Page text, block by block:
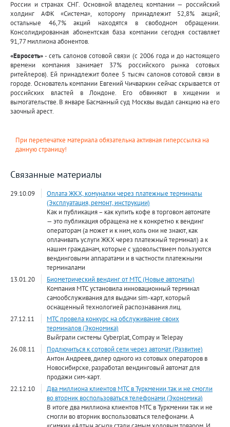
России и странах СНГ. Основной владелец компании — российский
холдинг АФК «Система», которому принадлежит 52,8% акций;
остальные 46,7% акций находятся в свободном обращении.
Консолидированная абонентская база компании сегодня составляет
91,77 миллиона абонентов.
«Евросеть»- сеть салонов сотовой связи (с 2006 года и до настоящего
времени компания занимает 37% российского рынка сотовых
ритейлеров). Ей принадлежит более 5 тысяч салонов сотовой связи в
городе. Основатель компании Евгений Чичваркин сейчас скрывается от
российских властей в Лондоне. Его обвиняют в хищении и
вымогательстве. В январе Басманный суд Москвы выдал санкцию на его
заочный арест.
При перепечатке материала обязательна активная гиперссылка на
данную страницу!
Связанные материалы
29.10.09
Оплата ЖКХ, комуналки через платежные терминалы
(Эксплуатация, ремонт, инструкции)
Как и публикация – как купить кофе в торговом автомате
— это публикация обращена не к конкретно к вендинг
операторам (а может и к ним, коль они не знают, как
оплачивать услуги ЖКХ через платежный терминал) а к
нашим гражданам, которые с удовольствием пользуются
вендинговыми аппаратами и в частности платежными
терминалами
13.01.20
Биометрический вендинг от МТС (Новые автоматы)
Компания МТС установила инновационный терминал
самообслуживания для выдачи sim-карт, который
оснащенный технологией распознавания лиц.
27.12.11
МТС провела конкурс на обслуживание своих
терминалов (Экономика)
Выйграли системы Cyberplat, Compay и Telepay
26.08.11
Подлючиться к сотовой сети через автомат (Развитие)
Антон Андреев, дилер одного из сотовых операторов в
Новосибирске, разработал вендинговый автомат для
продажи сим-карт.
22.12.10
Два миллиона клиентов МТС в Туркмении так и не смогли
во вторник воспользоваться телефонами (Экономика)
В итоге два миллиона клиентов МТС в Туркмении так и не
смогли во вторник воспользоваться телефонами. А